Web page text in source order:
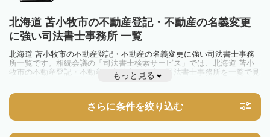
北海道 苫小牧市の不動産登記・不動産の名義変更
に強い司法書士事務所 一覧
北海道 苫小牧市の不動産登記・不動産の名義変更に強い司法書士事務
所一覧です。相続会議の「司法書士検索サービス」では、北海道 苫小
牧市の不動産登記・不動産の名義変更に強い司法書士事務所を一覧で見
ることが出来ます。相続のトラブルやお悩みを抱えている方は一度近隣
もっと見る
さらに条件を絞り込む